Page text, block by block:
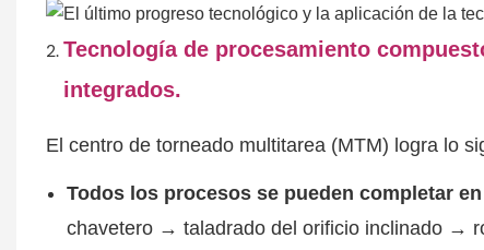
Tecnología de procesamiento
integrados.
El centro de torneado multitarea (MTM) logra lo
Todos los procesos se pueden completar
chavetero → taladrado del orificio inclinado →